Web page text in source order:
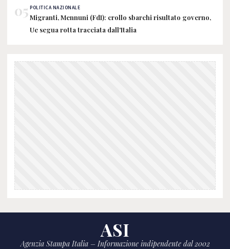
05 POLITICA NAZIONALE
Migranti, Mennuni (FdI): crollo sbarchi risultato governo,
Ue segua rotta tracciata dall'Italia
ASI
Agenzia Stampa Italia – Informazione indipendente dal 2002